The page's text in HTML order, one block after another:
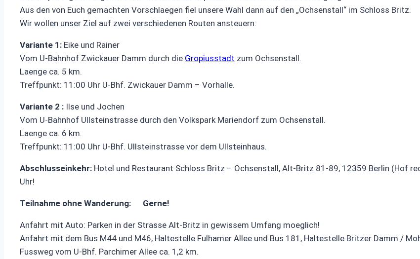
Aus den von Euch gemachten Vorschlaegen fiel unsere Wahl dann auf den „Ochsenstall“ im Schloss Britz.
Wir wollen unser Ziel auf zwei verschiedenen Routen ansteuern:
Variante 1: Eike und Rainer
Vom U-Bahnhof Zwickauer Damm durch die Gropiusstadt zum Ochsenstall.
Laenge ca. 5 km.
Treffpunkt: 11:00 Uhr U-Bhf. Zwickauer Damm – Vorhalle.
Variante 2 : Ilse und Jochen
Vom U-Bahnhof Ullsteinstrasse durch den Volkspark Mariendorf zum Ochsenstall.
Laenge ca. 6 km.
Treffpunkt: 11:00 Uhr U-Bhf. Ullsteinstrasse vor dem Ullsteinhaus.
Abschlusseinkehr: Hotel und Restaurant Schloss Britz – Ochsenstall, Alt-Britz 81-89, 12359 Berlin (Hof
Uhr!
Teilnahme ohne Wanderung: Gerne!
Anfahrt mit Auto: Parken in der Strasse Alt-Britz in gewissem Umfang moeglich!
Anfahrt mit dem Bus M44 und M46, Haltestelle Fulhamer Allee und Bus 181, Haltestelle Britzer Damm /
Fussweg vom U-Bhf. Parchimer Allee ca. 1,2 km.